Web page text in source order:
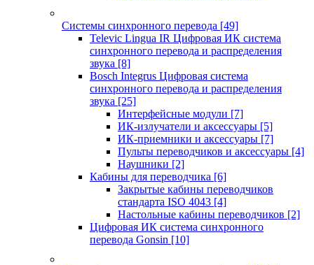
Системы синхронного перевода [49]
Televic Lingua IR Цифровая ИК система
синхронного перевода и распределения
звука [8]
Bosch Integrus Цифровая система
синхронного перевода и распределения
звука [25]
Интерфейсные модули [7]
ИК-излучатели и аксессуары [5]
ИК-приемники и аксессуары [7]
Пульты переводчиков и аксессуары [4]
Наушники [2]
Кабины для переводчика [6]
Закрытые кабины переводчиков
стандарта ISO 4043 [4]
Настольные кабины переводчиков [2]
Цифровая ИК система синхронного
перевода Gonsin [10]